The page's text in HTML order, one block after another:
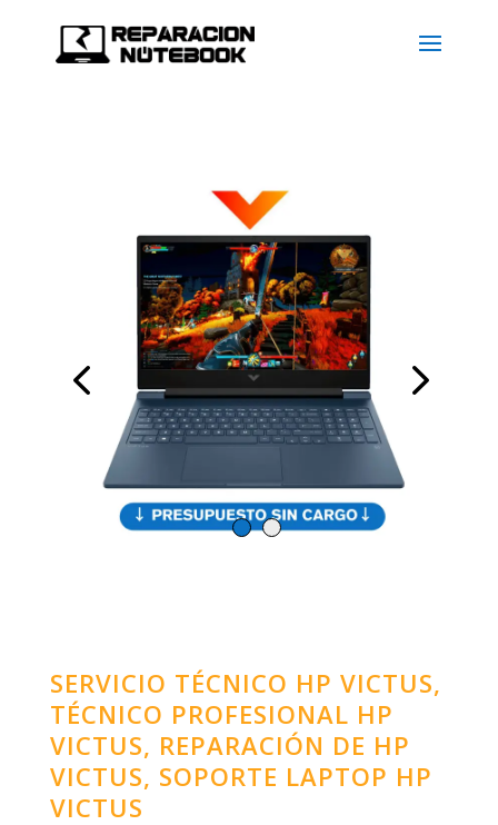
SERVICIO TÉCNICO HP VICTUS,
TÉCNICO PROFESIONAL HP
VICTUS, REPARACIÓN DE HP
VICTUS, SOPORTE LAPTOP HP
VICTUS